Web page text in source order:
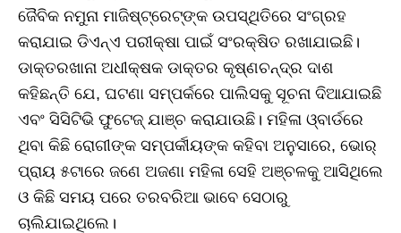
ଜୈବିକ ନମୁନା ମାଜିଷ୍ଟ୍ରେଟ୍‌ଙ୍କ ଉପସ୍ଥିତିରେ ସଂଗ୍ରହ
କରାଯାଇ ଡିଏନ୍‌ଏ ପରୀକ୍ଷା ପାଇଁ ସଂରକ୍ଷିତ ରଖାଯାଇଛି।
ଡାକ୍ତରଖାନା ଅଧୀକ୍ଷକ ଡାକ୍ତର କୃଷ୍ଣଚନ୍ଦ୍ର ଦାଶ
କହିଛନ୍ତି ଯେ, ଘଟଣା ସମ୍ପର୍କରେ ପାଲିସକୁ ସୂଚନା ଦିଆଯାଇଛି
ଏବଂ ସିସିଟିଭି ଫୁଟେଜ୍‌ ଯାଞ୍ଚ କରାଯାଉଛି। ମହିଳା ଓ୍ବାର୍ଡରେ
ଥିବା କିଛି ରୋଗୀଙ୍କ ସମ୍ପର୍କୀୟଙ୍କ କହିବା ଅନୁସାରେ, ଭୋର୍‌
ପ୍ରାୟ ୫ଟାରେ ଜଣେ ଅଜଣା ମହିଳା ସେହି ଅଞ୍ଚଳକୁ ଆସିଥିଲେ
ଓ କିଛି ସମୟ ପରେ ତରବରିଆ ଭାବେ ସେଠାରୁ
ଚାଲିଯାଇଥିଲେ।